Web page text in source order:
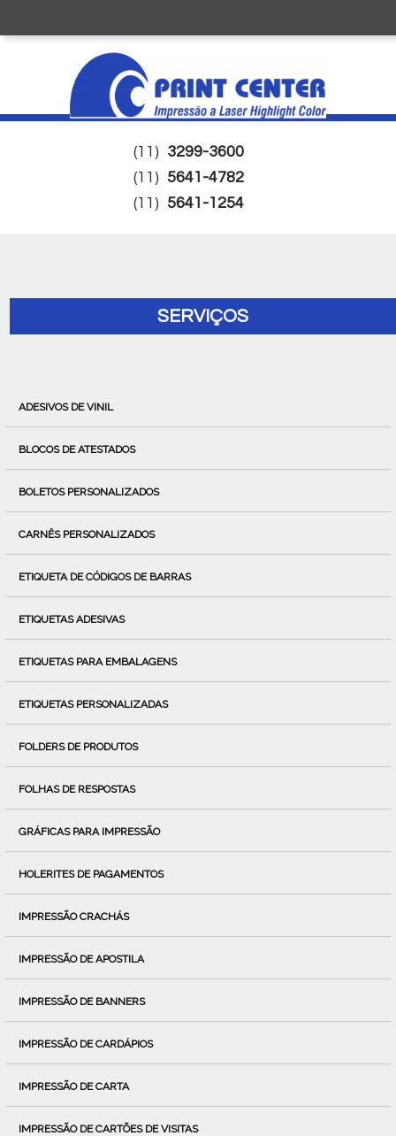
(11) 3299-3600
(11) 5641-4782
(11) 5641-1254
SERVIÇOS
ADESIVOS DE VINIL
BLOCOS DE ATESTADOS
BOLETOS PERSONALIZADOS
CARNÊS PERSONALIZADOS
ETIQUETA DE CÓDIGOS DE BARRAS
ETIQUETAS ADESIVAS
ETIQUETAS PARA EMBALAGENS
ETIQUETAS PERSONALIZADAS
FOLDERS DE PRODUTOS
FOLHAS DE RESPOSTAS
GRÁFICAS PARA IMPRESSÃO
HOLERITES DE PAGAMENTOS
IMPRESSÃO CRACHÁS
IMPRESSÃO DE APOSTILA
IMPRESSÃO DE BANNERS
IMPRESSÃO DE CARDÁPIOS
IMPRESSÃO DE CARTA
IMPRESSÃO DE CARTÕES DE VISITAS